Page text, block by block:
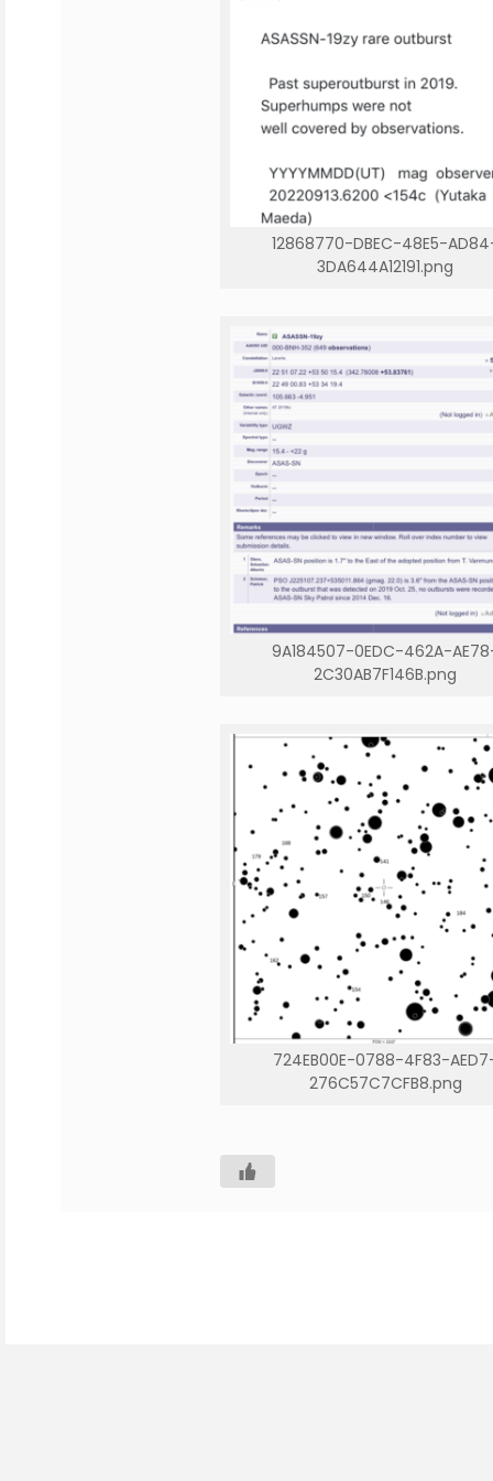
12868770-DBEC-48E5-
3DA644A12191.png
9A184507-0EDC-462A-
2C30AB7F146B.png
724EB00E-0788-4F83-
276C57C7CFB8.png